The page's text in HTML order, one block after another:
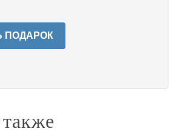
ПОДАРОК